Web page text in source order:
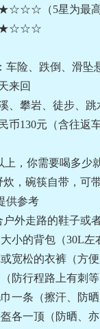
（5星为最高
车险、跌倒、滑坠
来回
攀岩、徒步、跳
币130元（含往
，你需要喝多
碗筷自带，可带
供参考
路的鞋子或者是
背包（30L左右
的衣裤（方便跨
行程路上有刺等
（擦汗、防晒
顶（防晒、亦防